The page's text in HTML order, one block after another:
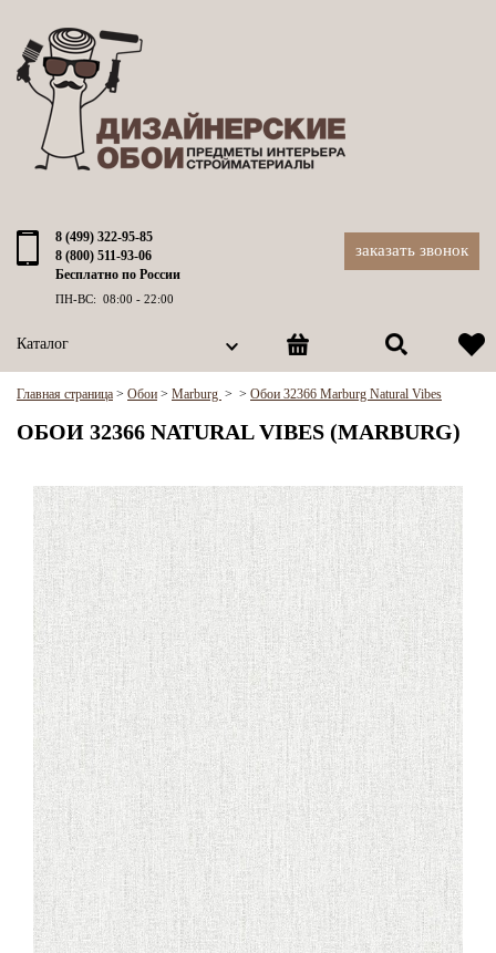
8 (499) 322-95-85
8 (800) 511-93-06
Бесплатно по России
ПН-ВС: 08:00 - 22:00
заказать звонок
Каталог
Главная страница > Обои > Marburg > > Обои 32366 Marburg Natural Vibes
ОБОИ 32366 NATURAL VIBES (MARBURG)